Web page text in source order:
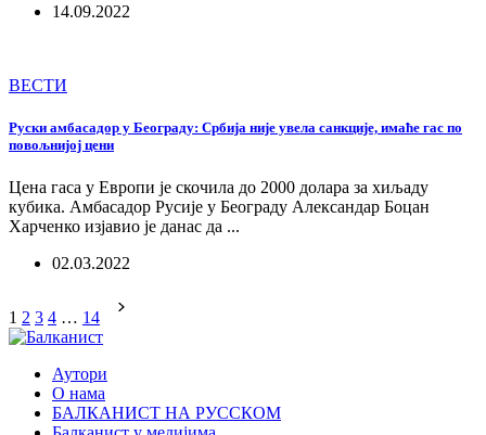
14.09.2022
ВЕСТИ
Руски амбасадор у Београду: Србија није увела санкције, имаће гас по
повољнијој цени
Цена гаса у Европи је скочила до 2000 долара за хиљаду
кубика. Амбасадор Русије у Београду Александар Боцан
Харченко изјавио је данас да ...
02.03.2022
1 2 3 4 … 14
Аутори
О нама
БАЛКАНИСТ НА РУССКОМ